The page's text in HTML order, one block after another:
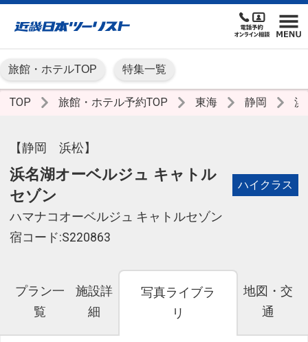
旅館・ホテルTOP 特集一覧
TOP 旅館・ホテル予約TOP 東海 静岡 浜
【静岡 浜松】
浜名湖オーベルジュ キャトル
セゾン
ハイクラス
ハマナコオーベルジュ キャトルセゾン
宿コード:S220863
プラン一
覧
施設詳
細
写真ライブラ
リ
地図・交
通